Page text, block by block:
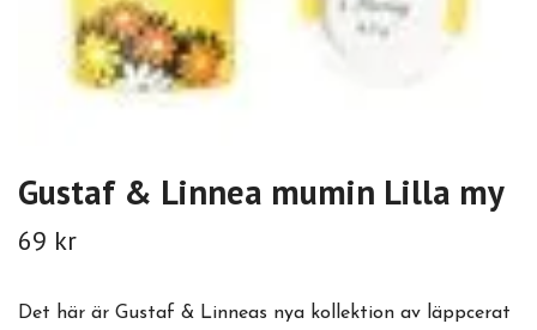
Gustaf & Linnea mumin Lilla my
69 kr
Det här är Gustaf & Linneas nya kollektion av läppcerat